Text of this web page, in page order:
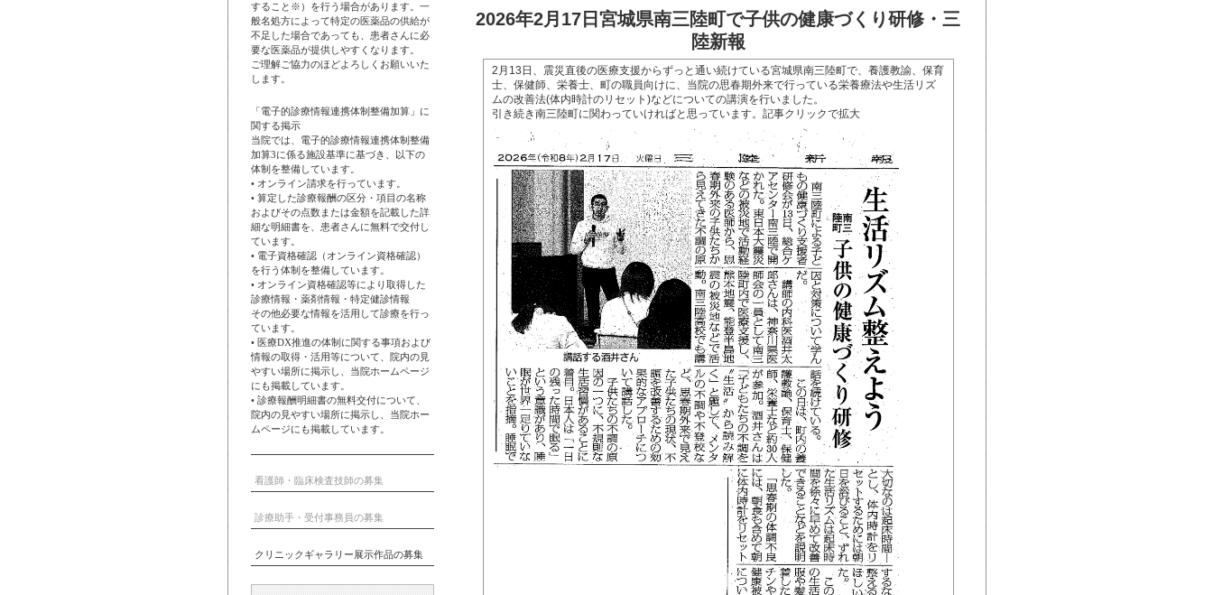
2026年2月17日宮城県南三陸町で子供の健康づくり研修・三
陸新報
2月13日、震災直後の医療支援からずっと通い続けている宮城県南三陸町で、養護教諭、保育
士、保健師、栄養士、町の職員向けに、当院の思春期外来で行っている栄養療法や生活リズ
ムの改善法(体内時計のリセット)などについての講演を行いました。
引き続き南三陸町に関わっていければと思っています。記事クリックで拡大
すること※）を行う場合があります。一
般名処方によって特定の医薬品の供給が
不足した場合であっても、患者さんに必
要な医薬品が提供しやすくなります。
ご理解ご協力のほどよろしくお願いいた
します。
「電子的診療情報連携体制整備加算」に
関する掲示
当院では、電子的診療情報連携体制整備
加算3に係る施設基準に基づき、以下の
体制を整備しています。
• オンライン請求を行っています。
• 算定した診療報酬の区分・項目の名称
およびその点数または金額を記載した詳
細な明細書を、患者さんに無料で交付し
ています。
• 電子資格確認（オンライン資格確認）
を行う体制を整備しています。
• オンライン資格確認等により取得した
診療情報・薬剤情報・特定健診情報
その他必要な情報を活用して診療を行っ
ています。
• 医療DX推進の体制に関する事項および
情報の取得・活用等について、院内の見
やすい場所に掲示し、当院ホームページ
にも掲載しています。
• 診療報酬明細書の無料交付について、
院内の見やすい場所に掲示し、当院ホー
ムページにも掲載しています。
看護師・臨床検査技師の募集
診療助手・受付事務員の募集
クリニックギャラリー展示作品の募集